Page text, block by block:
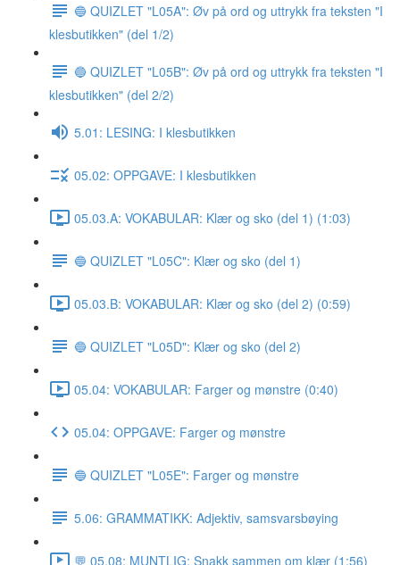
🔵 QUIZLET "L05A": Øv på ord og uttrykk fra teksten "I
klesbutikken" (del 1/2)
🔵 QUIZLET "L05B": Øv på ord og uttrykk fra teksten "I
klesbutikken" (del 2/2)
5.01: LESING: I klesbutikken
05.02: OPPGAVE: I klesbutikken
05.03.A: VOKABULAR: Klær og sko (del 1) (1:03)
🔵 QUIZLET "L05C": Klær og sko (del 1)
05.03.B: VOKABULAR: Klær og sko (del 2) (0:59)
🔵 QUIZLET "L05D": Klær og sko (del 2)
05.04: VOKABULAR: Farger og mønstre (0:40)
05.04: OPPGAVE: Farger og mønstre
🔵 QUIZLET "L05E": Farger og mønstre
5.06: GRAMMATIKK: Adjektiv, samsvarsbøying
💬 05.08: MUNTLIG: Snakk sammen om klær (1:56)